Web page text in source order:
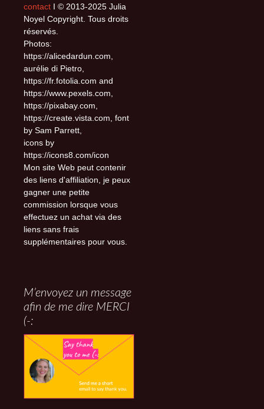
contact I © 2013-2025 Julia
Noyel Copyright. Tous droits
réservés.
Photos:
https://alicedardun.com,
aurélie di Pietro,
https://fr.fotolia.com and
https://www.pexels.com,
https://pixabay.com,
https://create.vista.com, font
by Sam Parrett,
icons by
https://icons8.com/icon
Mon site Web peut contenir
des liens d'affiliation, je peux
gagner une petite
commission lorsque vous
effectuez un achat via des
liens sans frais
supplémentaires pour vous.
M’envoyez un message
afin de me dire MERCI
(-: